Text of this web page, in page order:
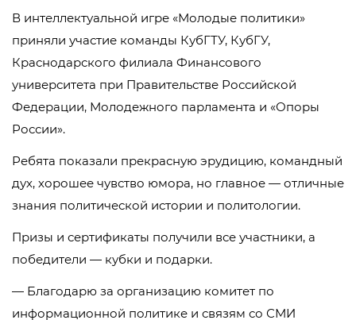
В интеллектуальной игре «Молодые политики»
приняли участие команды КубГТУ, КубГУ,
Краснодарского филиала Финансового
университета при Правительстве Российской
Федерации, Молодежного парламента и «Опоры
России».
Ребята показали прекрасную эрудицию, командный
дух, хорошее чувство юмора, но главное — отличные
знания политической истории и политологии.
Призы и сертификаты получили все участники, а
победители — кубки и подарки.
— Благодарю за организацию комитет по
информационной политике и связям со СМИ